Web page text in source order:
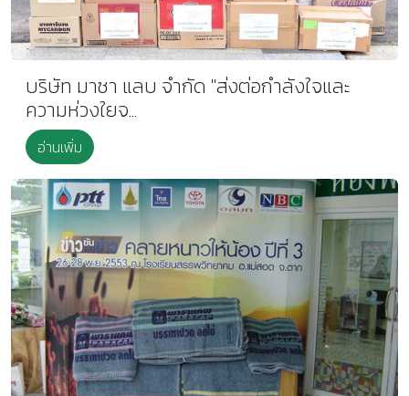
บริษัท มาซา แลบ จำกัด "ส่งต่อกำลังใจและ
ความห่วงใยจ...
อ่านเพิ่ม